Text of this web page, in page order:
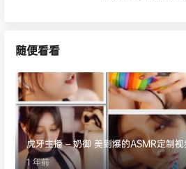
随便看看
虎牙主播 – 奶御 美到爆的ASMR定制
1 年前